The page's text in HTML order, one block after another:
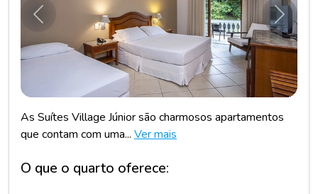
Anterior
As Suítes Village Júnior são charmosos apartamentos
que contam com uma... Ver mais
O que o quarto oferece: